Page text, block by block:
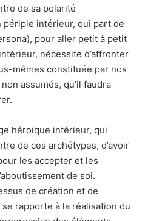
de sa polarité
intérieur, qui part de
pour aller petit à petit
nécessite d’affronter
mêmes constituée par nos
assumés, qu’il faudra
héroïque intérieur, qui
de ces archétypes, d’avoir
les accepter et les
de soi.
de création et de
rapporte à la réalisation du